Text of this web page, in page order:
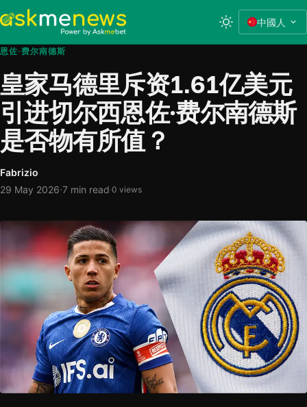
中國人
恩佐·费尔南德斯
皇家马德里斥资1.61亿美元
引进切尔西恩佐·费尔南德斯
是否物有所值？
Fabrizio
29 May 2026·7 min read·0 views